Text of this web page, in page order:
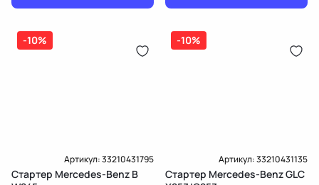
-10%
Артикул:33210431795
Стартер Mercedes-Benz B
-10%
Артикул:33210431135
Стартер Mercedes-Benz GLC